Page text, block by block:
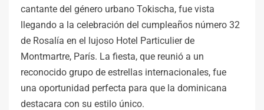
cantante del género urbano Tokischa, fue vista
llegando a la celebración del cumpleaños número 32
de Rosalía en el lujoso Hotel Particulier de
Montmartre, París. La fiesta, que reunió a un
reconocido grupo de estrellas internacionales, fue
una oportunidad perfecta para que la dominicana
destacara con su estilo único.